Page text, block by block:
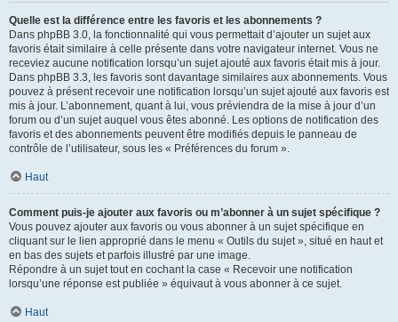
Quelle est la différence entre les favoris et les abonnements ?
Dans phpBB 3.0, la fonctionnalité qui vous permettait d’ajouter un sujet aux
favoris était similaire à celle présente dans votre navigateur internet. Vous ne
receviez aucune notification lorsqu’un sujet ajouté aux favoris était mis à jour.
Dans phpBB 3.3, les favoris sont davantage similaires aux abonnements. Vous
pouvez à présent recevoir une notification lorsqu’un sujet ajouté aux favoris est
mis à jour. L’abonnement, quant à lui, vous préviendra de la mise à jour d’un
forum ou d’un sujet auquel vous êtes abonné. Les options de notification des
favoris et des abonnements peuvent être modifiés depuis le panneau de
contrôle de l’utilisateur, sous les « Préférences du forum ».
Haut
Comment puis-je ajouter aux favoris ou m’abonner à un sujet spécifique ?
Vous pouvez ajouter aux favoris ou vous abonner à un sujet spécifique en
cliquant sur le lien approprié dans le menu « Outils du sujet », situé en haut et
en bas des sujets et parfois illustré par une image.
Répondre à un sujet tout en cochant la case « Recevoir une notification
lorsqu’une réponse est publiée » équivaut à vous abonner à ce sujet.
Haut